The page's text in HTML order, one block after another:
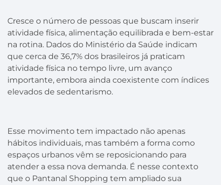
Cresce o número de pessoas que buscam inserir
atividade física, alimentação equilibrada e bem-estar
na rotina. Dados do Ministério da Saúde indicam
que cerca de 36,7% dos brasileiros já praticam
atividade física no tempo livre, um avanço
importante, embora ainda coexistente com índices
elevados de sedentarismo.
Esse movimento tem impactado não apenas
hábitos individuais, mas também a forma como
espaços urbanos vêm se reposicionando para
atender a essa nova demanda. É nesse contexto
que o Pantanal Shopping tem ampliado sua